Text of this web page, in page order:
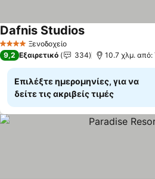
4 ΑστέριαΞενοδοχείο
Dafnis StudiosΕμφάνιση τιμών
9,2 Εξαιρετικό 334 10.7 χλμ. από:
Επιλέξτε ημερομηνίες, για να
δείτε τις ακριβείς τιμές